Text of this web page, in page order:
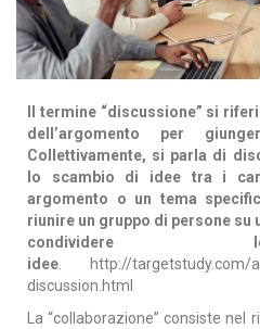
Il termine “discussione” si
dell’argomento per
Collettivamente, si parla di
lo scambio di idee tra i
argomento o un tema
riunire un gruppo di persone su
idee
http://targetstudy.com/
discussion.html
La “collaborazione” consiste